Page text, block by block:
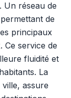
Un réseau de
de
principaux
Ce service de
fluidité et
La
assure